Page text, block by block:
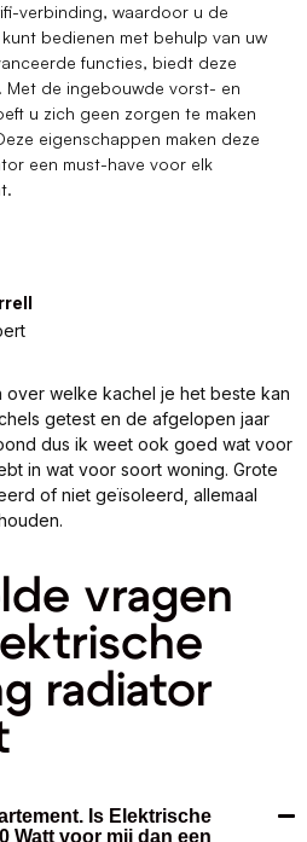
verbinding, waardoor u de
bedienen met behulp van uw
functies, biedt deze
de ingebouwde vorst- en
u zich geen zorgen te maken
eigenschappen maken deze
een must-have voor elk
welke kachel je het beste kan
getest en de afgelopen jaar
dus ik weet ook goed wat voor
in wat voor soort woning. Grote
of niet geïsoleerd, allemaal
vragen
radiator
Is Elektrische
Watt voor mij dan een